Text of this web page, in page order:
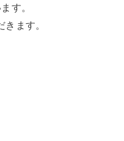
す。
ます。